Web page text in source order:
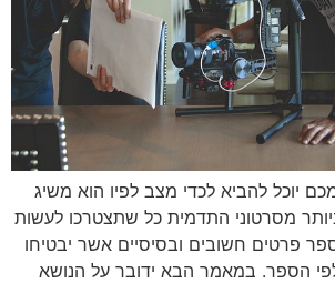
יוכל להביא לכדי מצב לפיו הוא משיג
מסרטוני התדמית כל שתצטרכו לעשות
פרטים חשובים ובסיסיים אשר יבטיחו
הספר. במאמר הבא ידובר על הנושא